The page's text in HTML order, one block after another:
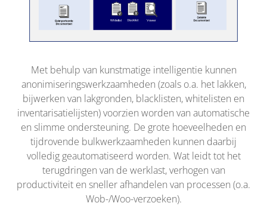
Met behulp van kunstmatige intelligentie kunnen
anonimiseringswerkzaamheden (zoals o.a. het lakken,
bijwerken van lakgronden, blacklisten, whitelisten en
inventarisatielijsten) voorzien worden van automatische
en slimme ondersteuning. De grote hoeveelheden en
tijdrovende bulkwerkzaamheden kunnen daarbij
volledig geautomatiseerd worden. Wat leidt tot het
terugdringen van de werklast, verhogen van
productiviteit en sneller afhandelen van processen (o.a.
Wob-/Woo-verzoeken).